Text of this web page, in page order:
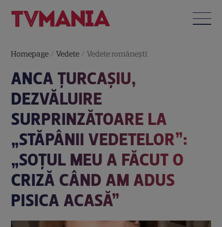
Homepage /Vedete /Vedete româneşti
ANCA ȚURCAȘIU,
DEZVĂLUIRE
SURPRINZĂTOARE LA
„STĂPÂNII VEDETELOR”:
„SOȚUL MEU A FĂCUT O
CRIZĂ CÂND AM ADUS
PISICA ACASĂ”